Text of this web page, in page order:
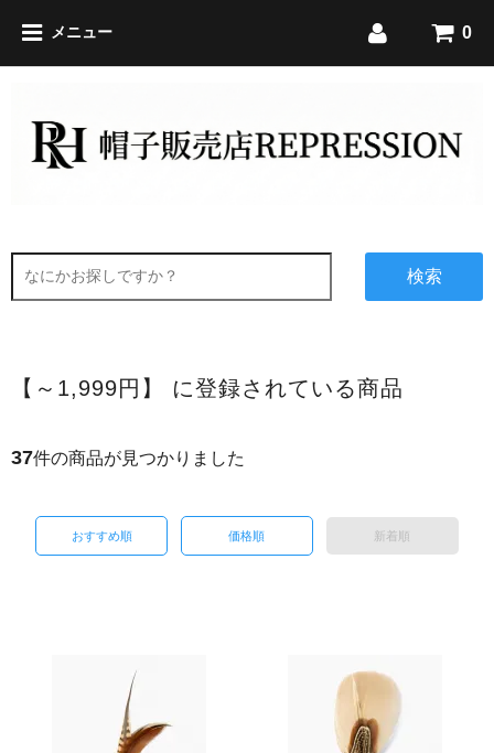
メニュー 0
検索
【～1,999円】 に登録されている商品
37件の商品が見つかりました
おすすめ順 価格順 新着順